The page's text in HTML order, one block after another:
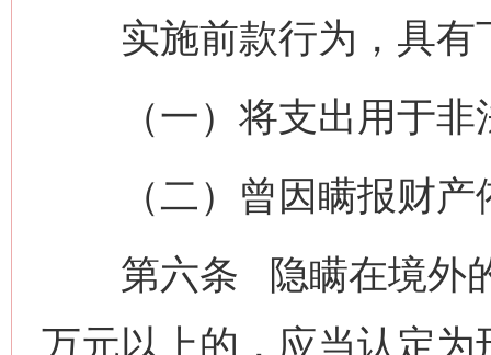
实施前款行为，具有
（一）将支出用于非
（二）曾因瞒报财产
第六条 隐瞒在境外的
万元以上的，应当认定